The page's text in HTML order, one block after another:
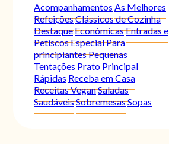
Acompanhamentos As Melhores
RefeiçõesClássicos de Cozinha
Destaque EconómicasEntradas e
PetiscosEspecialPara
principiantesPequenas
TentaçõesPrato Principal
RápidasReceba em Casa
Receitas VeganSaladas
SaudáveisSobremesasSopas